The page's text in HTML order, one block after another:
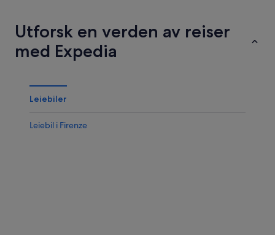
Utforsk en verden av reiser
med Expedia
Leiebiler
Leiebil i Firenze